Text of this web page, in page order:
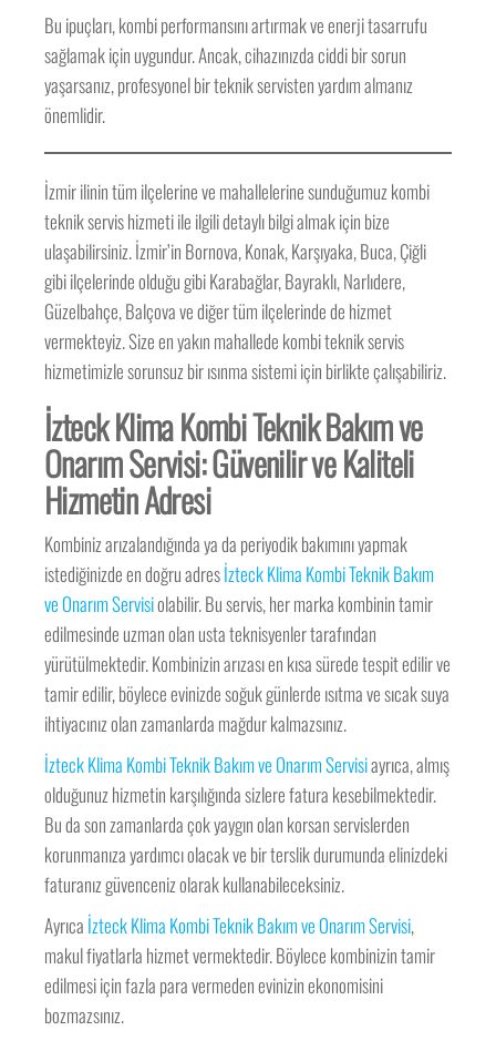
Bu ipuçları, kombi performansını artırmak ve enerji tasarrufu
sağlamak için uygundur. Ancak, cihazınızda ciddi bir sorun
yaşarsanız, profesyonel bir teknik servisten yardım almanız
önemlidir.
İzmir ilinin tüm ilçelerine ve mahallelerine sunduğumuz kombi
teknik servis hizmeti ile ilgili detaylı bilgi almak için bize
ulaşabilirsiniz. İzmir’in Bornova, Konak, Karşıyaka, Buca, Çiğli
gibi ilçelerinde olduğu gibi Karabağlar, Bayraklı, Narlıdere,
Güzelbahçe, Balçova ve diğer tüm ilçelerinde de hizmet
vermekteyiz. Size en yakın mahallede kombi teknik servis
hizmetimizle sorunsuz bir ısınma sistemi için birlikte çalışabiliriz.
İzteck Klima Kombi Teknik Bakım ve
Onarım Servisi: Güvenilir ve Kaliteli
Hizmetin Adresi
Kombiniz arızalandığında ya da periyodik bakımını yapmak
istediğinizde en doğru adresİzteck Klima Kombi Teknik Bakım
ve Onarım Servisiolabilir. Bu servis, her marka kombinin tamir
edilmesinde uzman olan usta teknisyenler tarafından
yürütülmektedir. Kombinizin arızası en kısa sürede tespit edilir ve
tamir edilir, böylece evinizde soğuk günlerde ısıtma ve sıcak suya
ihtiyacınız olan zamanlarda mağdur kalmazsınız.
İzteck Klima Kombi Teknik Bakım ve Onarım Servisiayrıca, almış
olduğunuz hizmetin karşılığında sizlere fatura kesebilmektedir.
Bu da son zamanlarda çok yaygın olan korsan servislerden
korunmanıza yardımcı olacak ve bir terslik durumunda elinizdeki
faturanız güvenceniz olarak kullanabileceksiniz.
Ayrıca İzteck Klima Kombi Teknik Bakım ve Onarım Servisi,
makul fiyatlarla hizmet vermektedir. Böylece kombinizin tamir
edilmesi için fazla para vermeden evinizin ekonomisini
bozmazsınız.